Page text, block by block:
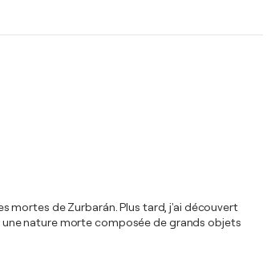
mortes de Zurbarán. Plus tard, j'ai découvert
une nature morte composée de grands objets